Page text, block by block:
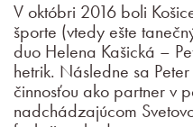
V októbri 2016 boli
športe (vtedy ešte
duo Helena Kašická –
hetrik. Následne sa
činnosťou ako partner v
nadchádzajúcom